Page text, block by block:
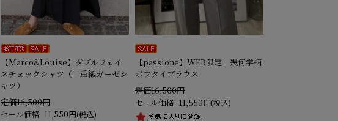
【Marco&Louise】ダブルフェイ
スチェックシャツ（二重織ガーゼシ
ャツ）
定価16,500円
セール価格 11,550円(税込)
【passione】WEB限定 幾何学柄
ボウタイブラウス
定価16,500円
セール価格 11,550円(税込)